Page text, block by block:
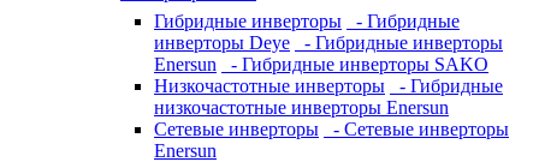
Гибридные инверторы
- Гибридные
инверторы Deye
- Гибридные инверторы
Enersun
- Гибридные инверторы SAKO
Низкочастотные инверторы
- Гибридные
низкочастотные инверторы Enersun
Сетевые инверторы
- Сетевые инверторы
Enersun